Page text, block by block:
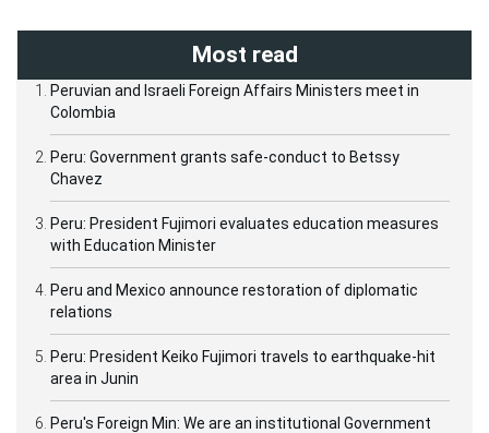
Most read
Peruvian and Israeli Foreign Affairs Ministers meet in
Colombia
Peru: Government grants safe-conduct to Betssy
Chavez
Peru: President Fujimori evaluates education measures
with Education Minister
Peru and Mexico announce restoration of diplomatic
relations
Peru: President Keiko Fujimori travels to earthquake-hit
area in Junin
Peru's Foreign Min: We are an institutional Government